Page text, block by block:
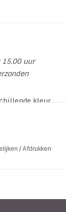
15.00 uur
kleur
/Afdrukken